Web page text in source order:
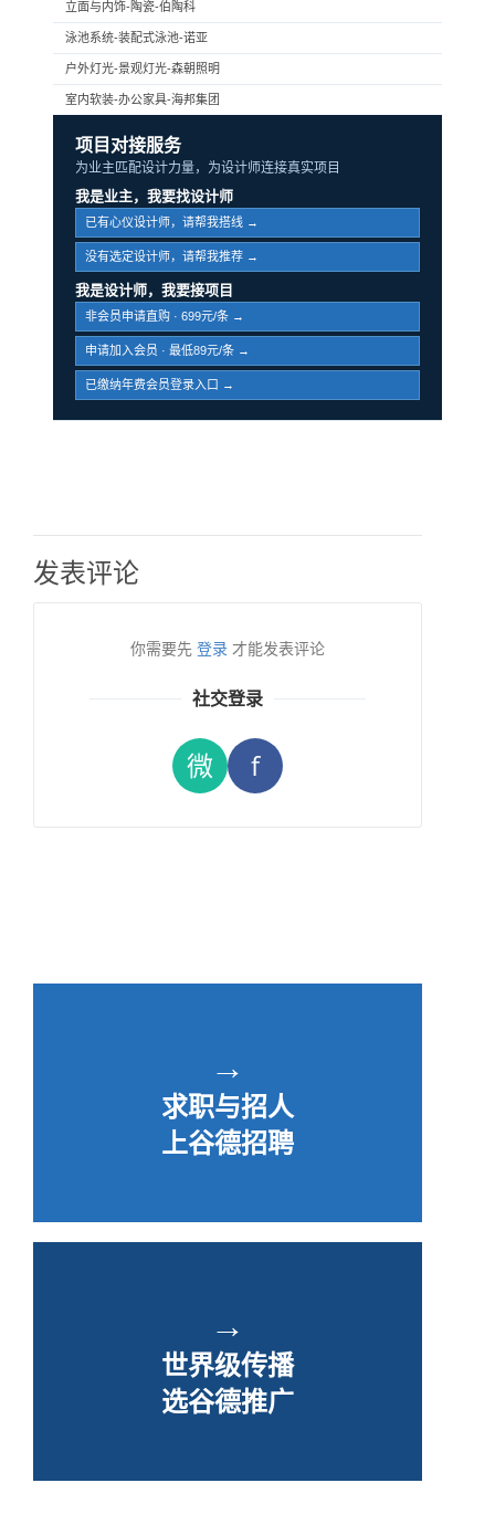
立面与内饰-陶瓷-伯陶科
泳池系统-装配式泳池-诺亚
户外灯光-景观灯光-森朝照明
室内软装-办公家具-海邦集团
项目对接服务
为业主匹配设计力量，为设计师连接真实项目
我是业主，我要找设计师
已有心仪设计师，请帮我搭线 →
没有选定设计师，请帮我推荐 →
我是设计师，我要接项目
非会员申请直购 · 699元/条 →
申请加入会员 · 最低89元/条 →
已缴纳年费会员登录入口 →
发表评论
你需要先 登录 才能发表评论
社交登录
微 f
→
求职与招人
上谷德招聘
→
世界级传播
选谷德推广